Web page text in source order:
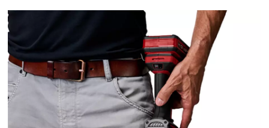
with
their
CMP
to
add
this
content
to